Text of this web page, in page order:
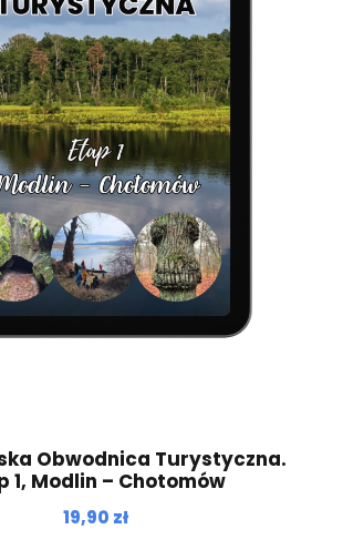
Obwodnica Turystyczna.
1, Modlin – Chotomów
19,90 zł